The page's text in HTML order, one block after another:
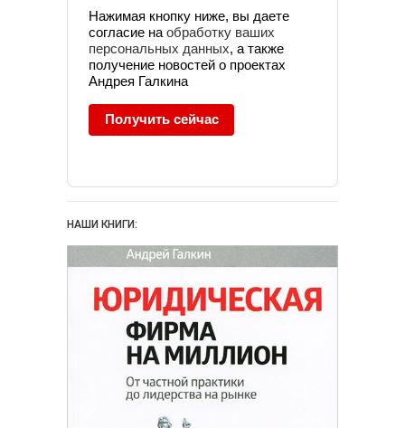
Управление
юридической фирмой
Юридический
маркетинг
Нажимая кнопку ниже, вы даете
согласие на обработку ваших
персональных данных, а также
получение новостей о проектах
Андрея Галкина
Получить сейчас
НАШИ КНИГИ: